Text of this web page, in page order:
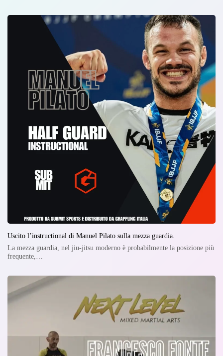
Uscito l’instructional di Manuel Pilato sulla mezza guardia.
La mezza guardia, nel jiu-jitsu moderno è probabilmente la posizione più
frequente,…